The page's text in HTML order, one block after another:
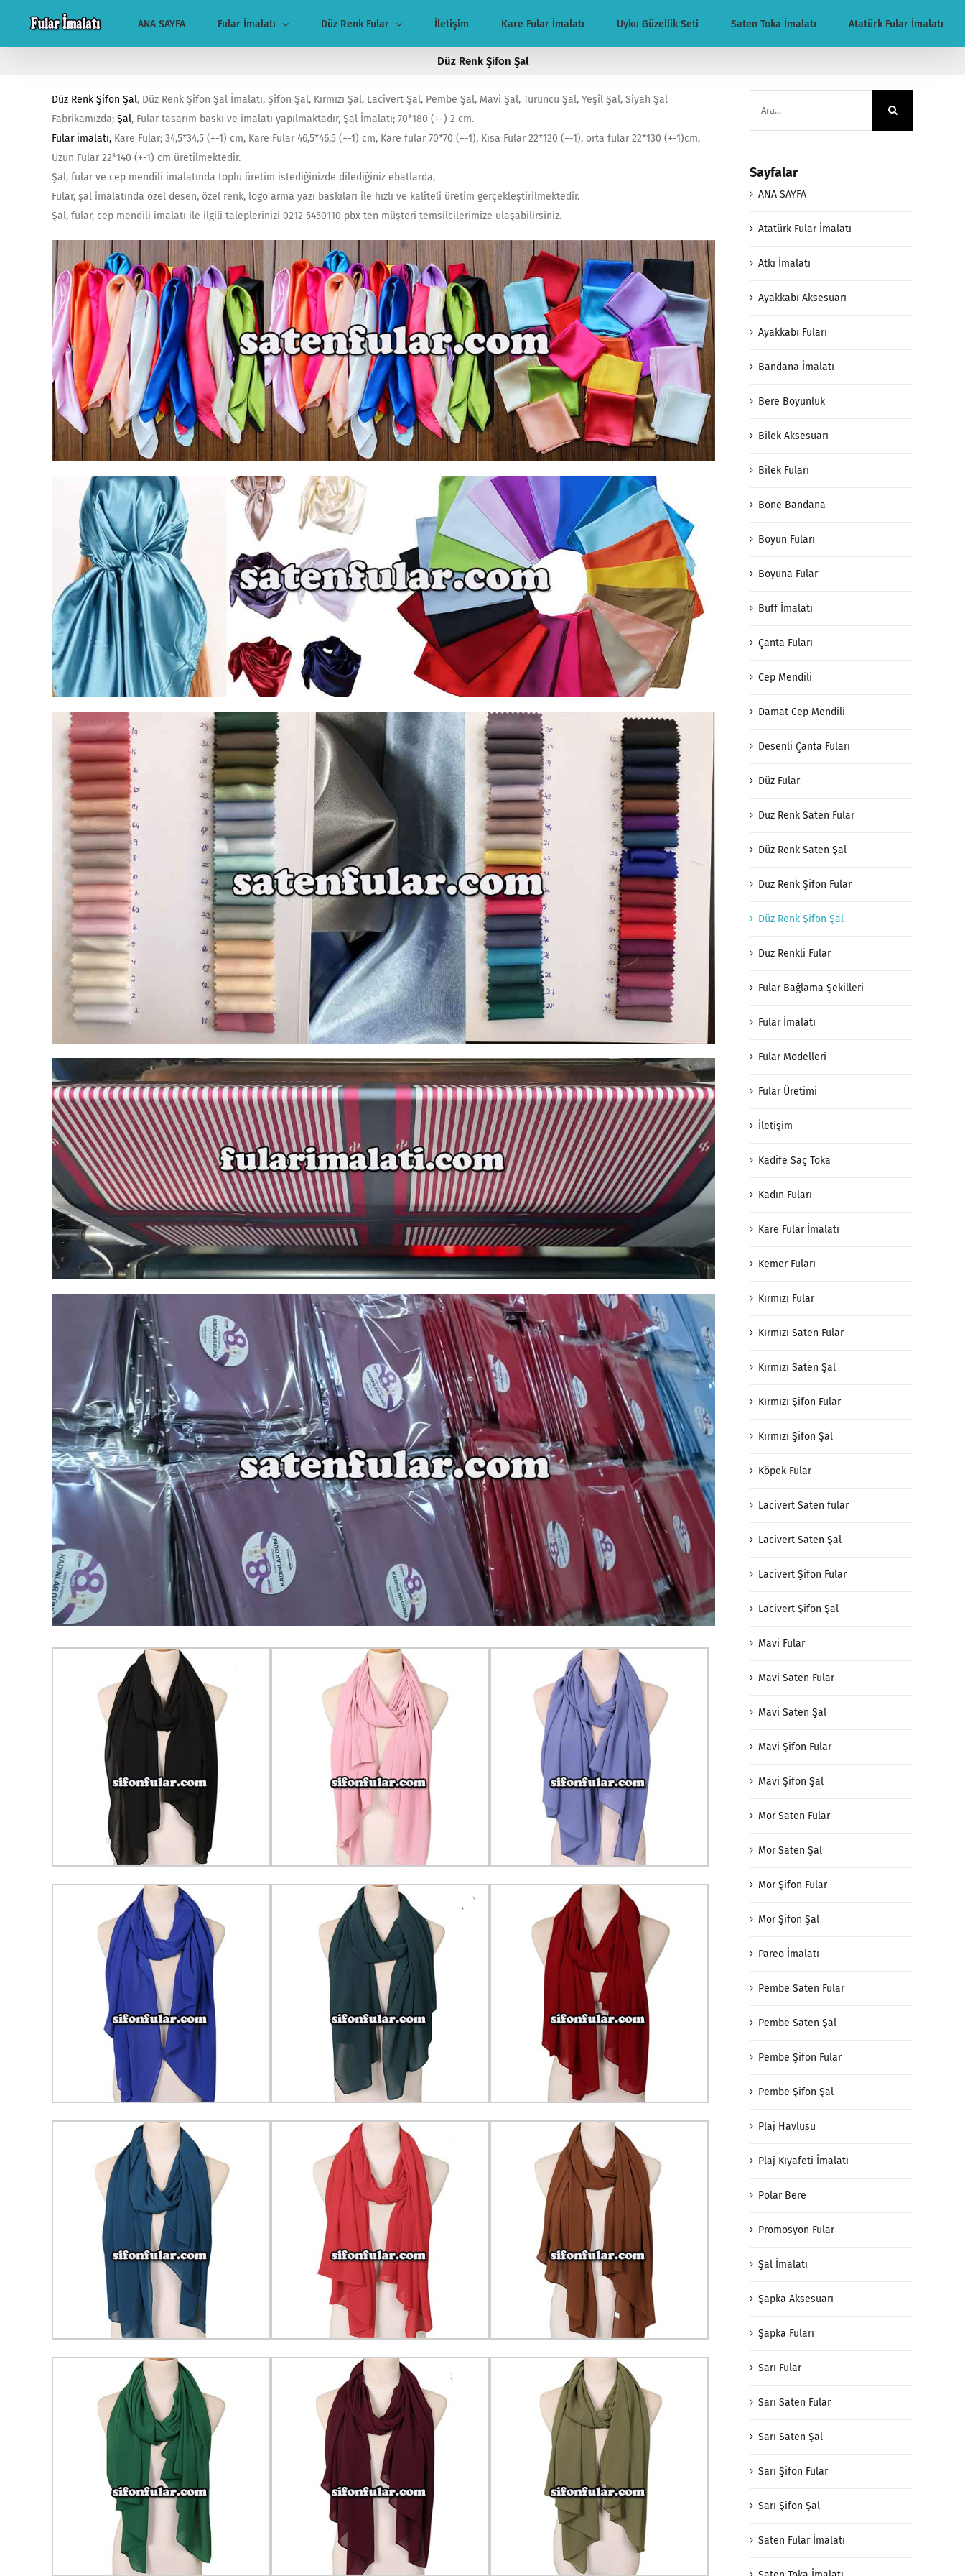
content
ANA SAYFA Fular İmalatı Düz Renk Fular İletişim Kare Fular İmalatı Uyku Güzellik Seti Saten Toka İmalatı Atatürk Fular İmalatı
Düz Renk Şifon Şal
Düz Renk Şifon Şal, Düz Renk Şifon Şal İmalatı, Şifon Şal, Kırmızı Şal, Lacivert Şal, Pembe Şal, Mavi Şal, Turuncu Şal, Yeşil Şal, Siyah Şal
Fabrikamızda; Şal, Fular tasarım baskı ve imalatı yapılmaktadır, Şal İmalatı; 70*180 (+-) 2 cm.
Fular imalatı, Kare Fular; 34,5*34,5 (+-1) cm, Kare Fular 46,5*46,5 (+-1) cm, Kare fular 70*70 (+-1), Kısa Fular 22*120 (+-1), orta fular 22*130 (+-1)cm,
Uzun Fular 22*140 (+-1) cm üretilmektedir.
Şal, fular ve cep mendili imalatında toplu üretim istediğinizde dilediğiniz ebatlarda,
Fular, şal imalatında özel desen, özel renk, logo arma yazı baskıları ile hızlı ve kaliteli üretim gerçekleştirilmektedir.
Şal, fular, cep mendili imalatı ile ilgili taleplerinizi 0212 5450110 pbx ten müşteri temsilcilerimize ulaşabilirsiniz.
Sayfalar
ANA SAYFA
Atatürk Fular İmalatı
Atkı İmalatı
Ayakkabı Aksesuarı
Ayakkabı Fuları
Bandana İmalatı
Bere Boyunluk
Bilek Aksesuarı
Bilek Fuları
Bone Bandana
Boyun Fuları
Boyuna Fular
Buff İmalatı
Çanta Fuları
Cep Mendili
Damat Cep Mendili
Desenli Çanta Fuları
Düz Fular
Düz Renk Saten Fular
Düz Renk Saten Şal
Düz Renk Şifon Fular
Düz Renk Şifon Şal
Düz Renkli Fular
Fular Bağlama Şekilleri
Fular İmalatı
Fular Modelleri
Fular Üretimi
İletişim
Kadife Saç Toka
Kadın Fuları
Kare Fular İmalatı
Kemer Fuları
Kırmızı Fular
Kırmızı Saten Fular
Kırmızı Saten Şal
Kırmızı Şifon Fular
Kırmızı Şifon Şal
Köpek Fular
Lacivert Saten fular
Lacivert Saten Şal
Lacivert Şifon Fular
Lacivert Şifon Şal
Mavi Fular
Mavi Saten Fular
Mavi Saten Şal
Mavi Şifon Fular
Mavi Şifon Şal
Mor Saten Fular
Mor Saten Şal
Mor Şifon Fular
Mor Şifon Şal
Pareo İmalatı
Pembe Saten Fular
Pembe Saten Şal
Pembe Şifon Fular
Pembe Şifon Şal
Plaj Havlusu
Plaj Kıyafeti İmalatı
Polar Bere
Promosyon Fular
Şal İmalatı
Şapka Aksesuarı
Şapka Fuları
Sarı Fular
Sarı Saten Fular
Sarı Saten Şal
Sarı Şifon Fular
Sarı Şifon Şal
Saten Fular İmalatı